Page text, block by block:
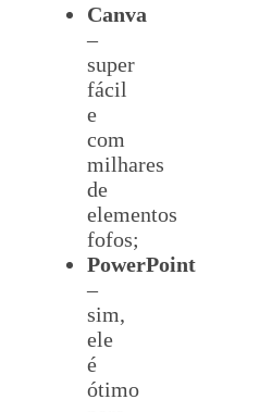
Canva
–
super
fácil
e
com
milhares
de
elementos
fofos;
PowerPoint
–
sim,
ele
é
ótimo